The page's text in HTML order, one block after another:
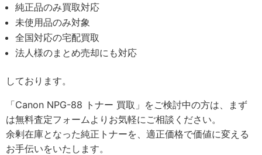
純正品のみ買取対応
未使用品のみ対象
全国対応の宅配買取
法人様のまとめ売却にも対応
しております。
「Canon NPG-88 トナー 買取」をご検討中の方は、まず
は無料査定フォームよりお気軽にご相談ください。
余剰在庫となった純正トナーを、適正価格で価値に変える
お手伝いをいたします。